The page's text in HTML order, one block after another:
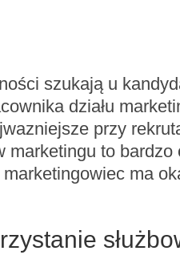
szukają u
działu
przy
to bardzo
ma